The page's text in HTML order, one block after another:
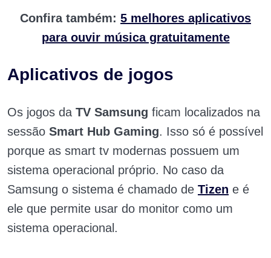
Confira também: 5 melhores aplicativos
para ouvir música gratuitamente
Aplicativos de jogos
Os jogos da TV Samsung ficam localizados na
sessão Smart Hub Gaming. Isso só é possível
porque as smart tv modernas possuem um
sistema operacional próprio. No caso da
Samsung o sistema é chamado de Tizen e é
ele que permite usar do monitor como um
sistema operacional.